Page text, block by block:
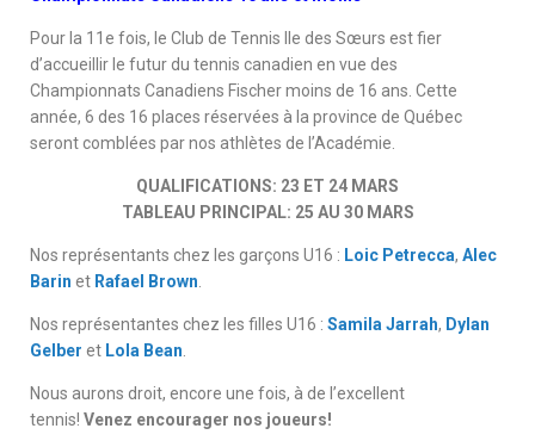
Pour la 11e fois, le Club de Tennis Ile des Sœurs est fier
d’accueillir le futur du tennis canadien en vue des
Championnats Canadiens Fischer moins de 16 ans. Cette
année, 6 des 16 places réservées à la province de Québec
seront comblées par nos athlètes de l’Académie.
QUALIFICATIONS: 23 ET 24 MARS
TABLEAU PRINCIPAL: 25 AU 30 MARS
Nos représentants chez les garçons U16 : Loic Petrecca, Alec
Barin et Rafael Brown.
Nos représentantes chez les filles U16 : Samila Jarrah, Dylan
Gelber et Lola Bean.
Nous aurons droit, encore une fois, à de l’excellent
tennis! Venez encourager nos joueurs!